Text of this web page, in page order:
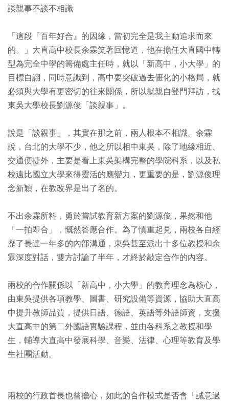
談親事不談不相識
「這段『百年好合』的因緣，當初完全是我主動追求而來
的。」大直高中校長余霖笑著回憶道，他在擔任大直國中轉
型為完全中學的籌備處主任時，就以「新高中，小大學」的
目標自詡，同時意識到，高中要突破過去僵化的小格局，就
必須與大學有更密切的往來關係，所以就親自登門拜訪，找
東吳大學校長劉源俊「談親事」。
說是「談親事」，其實在那之前，兩人根本不相識。余霖
說，台北的大學不少，他之所以相中東吳，除了地緣相近、
交通便捷外，主要是看上東吳架構完整的學院科系，以及私
校遠比國立大學來得靈活的應變力，更重要的是，劉源俊理
念新穎，在教改界是出了名的。
不出余霖所料，勇於嘗試教育新方案的劉源俊，果然和他
「一拍即合」，慨然答應合作。為了慎重起見，兩校各自經
歷了長達一年多的內部溝通，東吳甚至派出十多位教授和余
霖深度對話，雙方討論了半年，才終於敲定合作的內容。
兩校的合作關係以「新高中，小大學」的教育理念為核心，
由東吳提供各項教學、圖書、研究設備等資源，協助大直高
中提升教師品質，提供日語、德語、英語等外語師資，支援
大直高中的第二外國語實驗課程，並由各科系之教授和學
生，輔導大直高中發展科學、音樂、法律、心理等教育及學
生社團活動。
兩校的行政首長也曾擔心，如此的合作模式是否會「誠意過